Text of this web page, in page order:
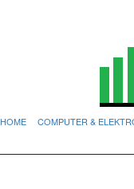
HOME COMPUTER &